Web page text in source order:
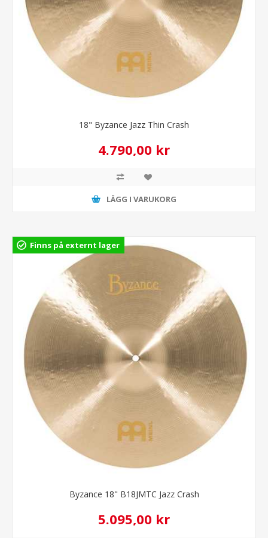
18" Byzance Jazz Thin Crash
4.790,00 kr
LÄGG I VARUKORG
Finns på externt lager
Byzance 18" B18JMTC Jazz Crash
5.095,00 kr